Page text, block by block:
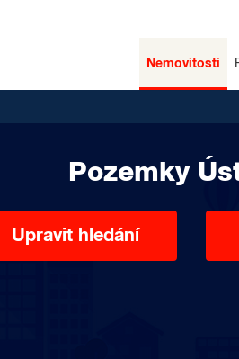
Nemovitosti
Pozemky
Upravit hledání